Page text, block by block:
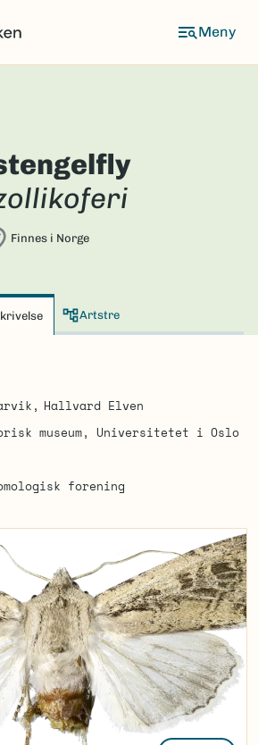
Finnes i Norge
Artstre
Hallvard Elven
museum, Universitetet i Oslo
forening